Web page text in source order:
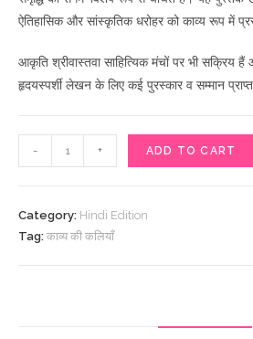
ऐतिहासिक और सांस्कृतिक धरोहर को काव्य रूप में
आकृति श्रीवास्तवा साहित्यिक मंचों पर भी सक्रिय
हृदयस्पर्शी लेखन के लिए कई पुरस्कार व सम्मान
की
quantity
- + ADD TO CART
Category: Hindi Edition
Tag: काव्य की कलियाँ